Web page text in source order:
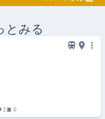
とみる
2 0